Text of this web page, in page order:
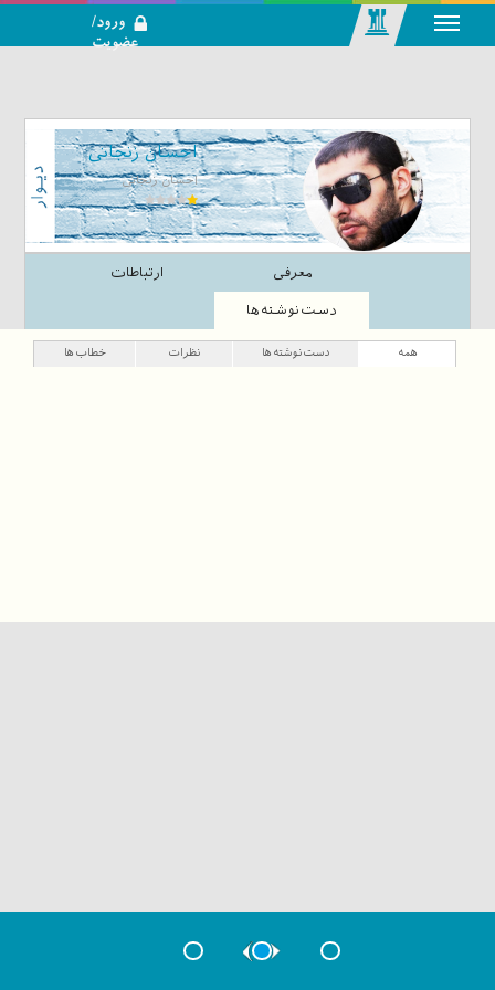
تحلیلی بازار
سرمایه
ورود/
عضویت
احسان زنجانی
احسان زنجانی
معرفی ارتباطات
دست‌نوشته‌ها
همه دست‌نوشته‌ها نظرات خطاب‌ها